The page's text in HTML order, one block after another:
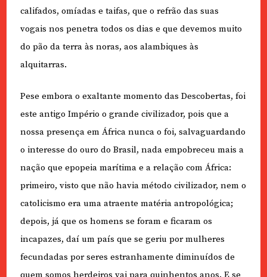
califados, omíadas e taifas, que o refrão das suas
vogais nos penetra todos os dias e que devemos muito
do pão da terra às noras, aos alambiques às
alquitarras.
Pese embora o exaltante momento das Descobertas, foi
este antigo Império o grande civilizador, pois que a
nossa presença em África nunca o foi, salvaguardando
o interesse do ouro do Brasil, nada empobreceu mais a
nação que epopeia marítima e a relação com África:
primeiro, visto que não havia método civilizador, nem o
catolicismo era uma atraente matéria antropológica;
depois, já que os homens se foram e ficaram os
incapazes, daí um país que se geriu por mulheres
fecundadas por seres estranhamente diminuídos de